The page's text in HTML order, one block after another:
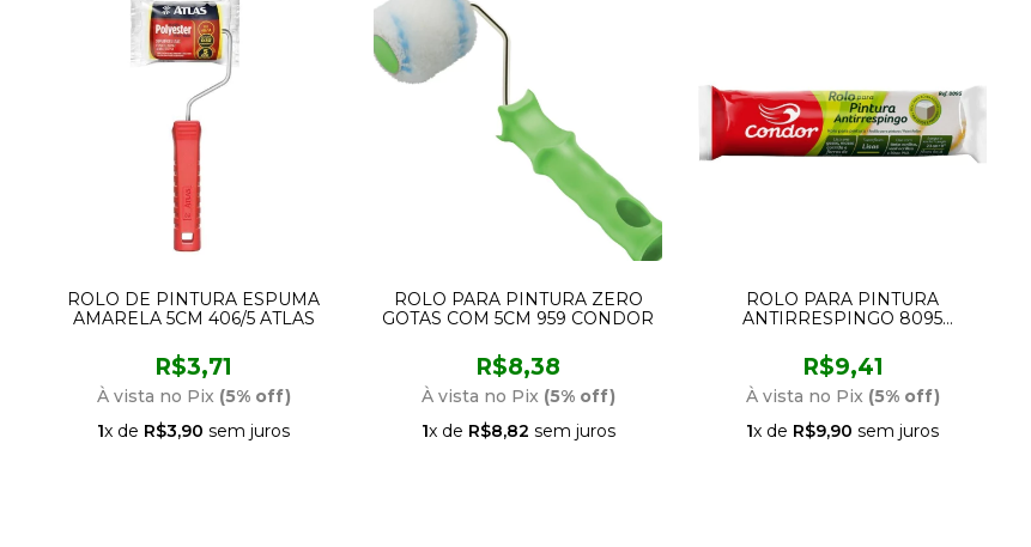
ROLO DE PINTURA ESPUMA
AMARELA 5CM 406/5 ATLAS
R$3,71
À vista no Pix (5% off)
1x de R$3,90 sem juros
ROLO PARA PINTURA ZERO
GOTAS COM 5CM 959 CONDOR
R$8,38
À vista no Pix (5% off)
1x de R$8,82 sem juros
ROLO PARA PINTURA
ANTIRRESPINGO 8095
R$9,41
À vista no Pix (5% off)
1x de R$9,90 sem juros